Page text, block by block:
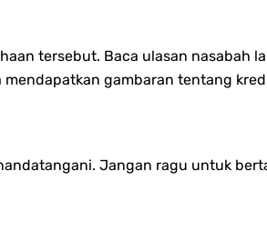
tersebut. Baca ulasan nasabah
gambaran tentang
Jangan ragu untuk